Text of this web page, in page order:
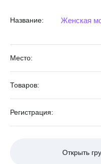
Название:
Женская
Место:
Товаров:
Регистрация:
Открыть